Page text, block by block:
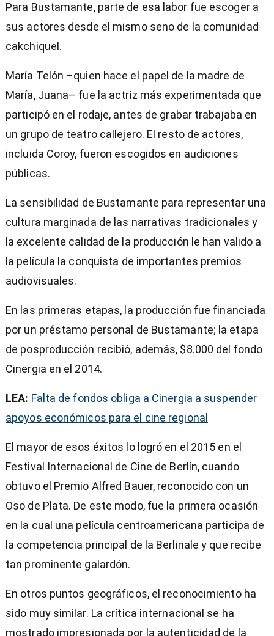
Para Bustamante, parte de esa labor fue escoger a
sus actores desde el mismo seno de la comunidad
cakchiquel.
María Telón –quien hace el papel de la madre de
María, Juana– fue la actriz más experimentada que
participó en el rodaje, antes de grabar trabajaba en
un grupo de teatro callejero. El resto de actores,
incluida Coroy, fueron escogidos en audiciones
públicas.
La sensibilidad de Bustamante para representar una
cultura marginada de las narrativas tradicionales y
la excelente calidad de la producción le han valido a
la película la conquista de importantes premios
audiovisuales.
En las primeras etapas, la producción fue financiada
por un préstamo personal de Bustamante; la etapa
de posproducción recibió, además, $8.000 del fondo
Cinergia en el 2014.
LEA: Falta de fondos obliga a Cinergia a suspender
apoyos económicos para el cine regional
El mayor de esos éxitos lo logró en el 2015 en el
Festival Internacional de Cine de Berlín, cuando
obtuvo el Premio Alfred Bauer, reconocido con un
Oso de Plata. De este modo, fue la primera ocasión
en la cual una película centroamericana participa de
la competencia principal de la Berlinale y que recibe
tan prominente galardón.
En otros puntos geográficos, el reconocimiento ha
sido muy similar. La crítica internacional se ha
mostrado impresionada por la autenticidad de la